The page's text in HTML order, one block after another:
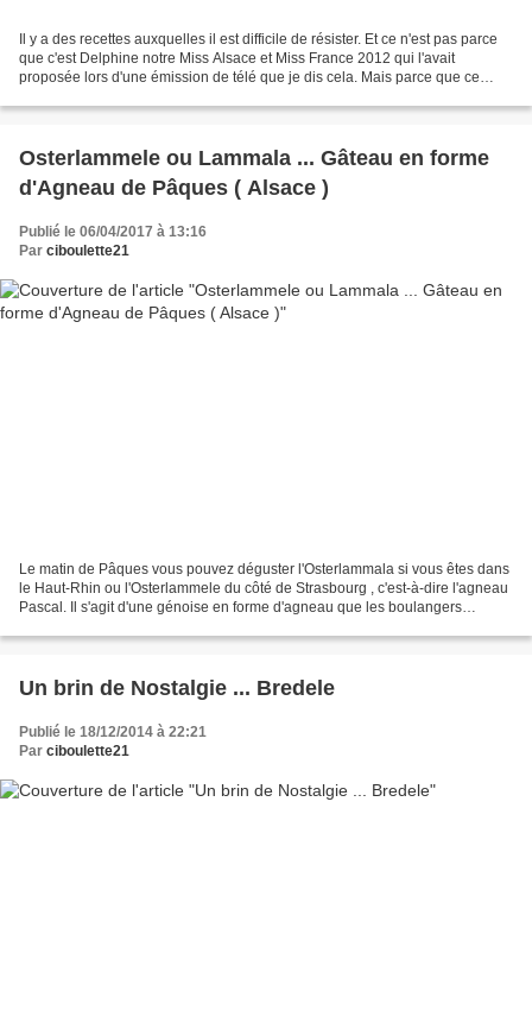
Il y a des recettes auxquelles il est difficile de résister. Et ce n'est pas parce
que c'est Delphine notre Miss Alsace et Miss France 2012 qui l'avait
proposée lors d'une émission de télé que je dis cela. Mais parce que ce
Osterlammele ou Lammala ... Gâteau en forme
d'Agneau de Pâques ( Alsace )
Publié le 06/04/2017 à 13:16
Par ciboulette21
Le matin de Pâques vous pouvez déguster l'Osterlammala si vous êtes dans
le Haut-Rhin ou l'Osterlammele du côté de Strasbourg , c'est-à-dire l'agneau
Pascal. Il s'agit d'une génoise en forme d'agneau que les boulangers
Un brin de Nostalgie ... Bredele
Publié le 18/12/2014 à 22:21
Par ciboulette21